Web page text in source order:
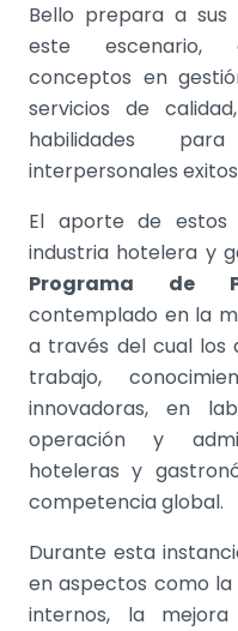
Bello prepara a
este escenario,
conceptos en
servicios de
habilidades
interpersonales
El aporte de estos
industria hotelera y
Programa de
contemplado en la
a través del cual los
trabajo,
innovadoras, en
operación y
hoteleras y
competencia global.
Durante esta
en aspectos como
internos, la